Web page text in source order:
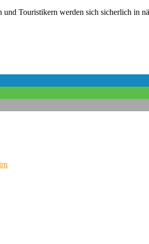
Touristikern werden sich sicherlich in